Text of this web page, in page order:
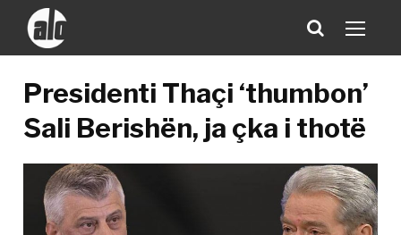
Presidenti Thaçi ‘thumbon’
Sali Berishën, ja çka i thotë